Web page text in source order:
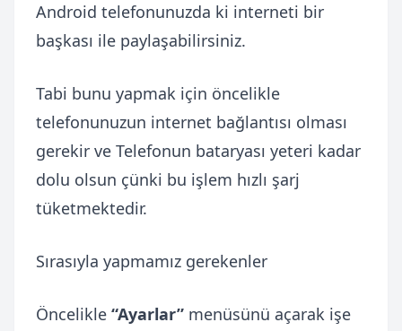
Android telefonunuzda ki interneti bir
başkası ile paylaşabilirsiniz.
Tabi bunu yapmak için öncelikle
telefonunuzun internet bağlantısı olması
gerekir ve Telefonun bataryası yeteri kadar
dolu olsun çünki bu işlem hızlı şarj
tüketmektedir.
Sırasıyla yapmamız gerekenler
Öncelikle “Ayarlar” menüsünü açarak işe